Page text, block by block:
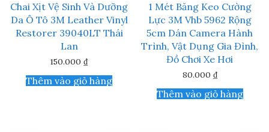
trang
sản
phẩm
Chai Xịt Vệ Sinh Và Dưỡng
Da Ô Tô 3M Leather Vinyl
Restorer 39040LT Thái
Lan
150.000₫
Thêm vào giỏ hàng
1 Mét Băng Keo Cường
Lực 3M Vhb 5962 Rộng
5cm Dán Camera Hành
Trình, Vật Dụng Gia Đình,
Đồ Chơi Xe Hơi
80.000 ₫
Thêm vào giỏ hàng